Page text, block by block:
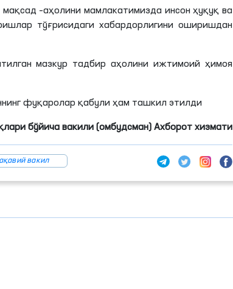
–аҳолини мамлакатимизда инсон ҳуқуқ ва
тўғрисидаги хабардорлигини оширишдан
мазкур тадбир аҳолини ижтимоий ҳимоя
фуқаролар қабули ҳам ташкил этилди
бўйича вакили (омбудсман) Ахборот хизмати
вакил